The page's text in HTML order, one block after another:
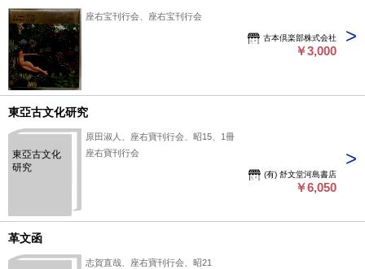
座右宝刊行会、座右宝刊行会
古本倶楽部株式会社
￥3,000
東亞古文化研究
東亞古文化
研究
原田淑人、座右寶刊行会、昭15、1冊
座右寶刊行会
(有) 舒文堂河島書店
￥6,050
革文函
志賀直哉、座右寶刊行会、昭21